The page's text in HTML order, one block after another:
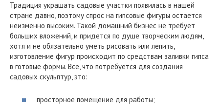
Традиция украшать садовые участки появилась в нашей
стране давно, поэтому спрос на гипсовые фигуры остается
неизменно высоким. Такой домашний бизнес не требует
больших вложений, и придется по душе творческим людям,
хотя и не обязательно уметь рисовать или лепить,
изготовление фигур происходит по средствам заливки гипса
в готовые формы. Все, что потребуется для создания
садовых скульптур, это:
просторное помещение для работы;